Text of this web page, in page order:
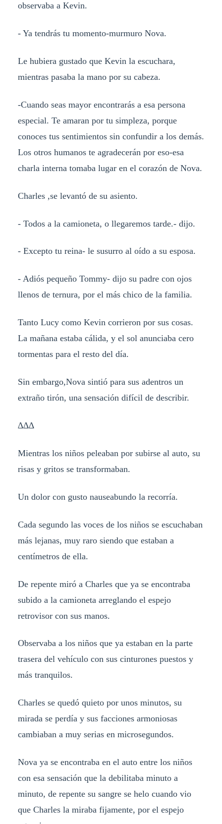
observaba a Kevin.
- Ya tendrás tu momento-murmuro Nova.
Le hubiera gustado que Kevin la escuchara,
mientras pasaba la mano por su cabeza.
-Cuando seas mayor encontrarás a esa persona
especial. Te amaran por tu simpleza, porque
conoces tus sentimientos sin confundir a los demás.
Los otros humanos te agradecerán por eso-esa
charla interna tomaba lugar en el corazón de Nova.
Charles ,se levantó de su asiento.
- Todos a la camioneta, o llegaremos tarde.- dijo.
- Excepto tu reina- le susurro al oído a su esposa.
- Adiós pequeño Tommy- dijo su padre con ojos
llenos de ternura, por el más chico de la familia.
Tanto Lucy como Kevin corrieron por sus cosas.
La mañana estaba cálida, y el sol anunciaba cero
tormentas para el resto del día.
Sin embargo,Nova sintió para sus adentros un
extraño tirón, una sensación difícil de describir.
∆∆∆
Mientras los niños peleaban por subirse al auto, su
risas y gritos se transformaban.
Un dolor con gusto nauseabundo la recorría.
Cada segundo las voces de los niños se escuchaban
más lejanas, muy raro siendo que estaban a
centímetros de ella.
De repente miró a Charles que ya se encontraba
subido a la camioneta arreglando el espejo
retrovisor con sus manos.
Observaba a los niños que ya estaban en la parte
trasera del vehículo con sus cinturones puestos y
más tranquilos.
Charles se quedó quieto por unos minutos, su
mirada se perdía y sus facciones armoniosas
cambiaban a muy serias en microsegundos.
Nova ya se encontraba en el auto entre los niños
con esa sensación que la debilitaba minuto a
minuto, de repente su sangre se helo cuando vio
que Charles la miraba fijamente, por el espejo